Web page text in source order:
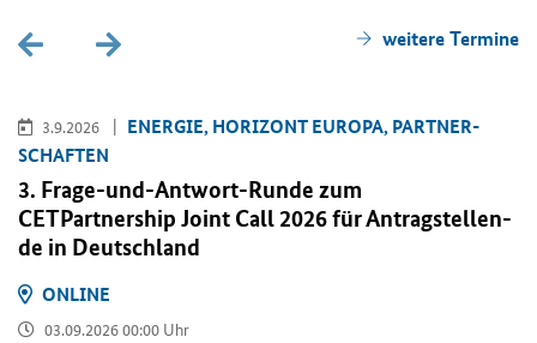
wei­te­re Ter­mi­ne
3.9.2026
EN­ER­GIE, HO­RI­ZONT EU­RO­PA, PART­NER­
SCHAF­TEN
3. Frage-​und-Antwort-Runde zum
CETPartnership Joint Call 2026 für An­trag­stel­len­
de in Deutsch­land
ON­LINE
03.09.2026 00:00 Uhr